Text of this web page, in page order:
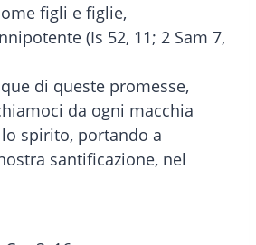
figli e figlie,
(Is 52, 11; 2 Sam 7,
di queste promesse,
da ogni macchia
spirito, portando a
santificazione, nel